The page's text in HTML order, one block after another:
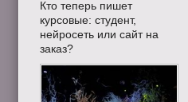
Кто теперь пишет
курсовые: студент,
нейросеть или сайт на
заказ?